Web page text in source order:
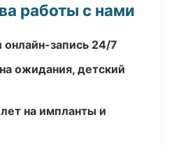
работы с нами
онлайн-запись 24/7
ожидания, детский
на импланты и